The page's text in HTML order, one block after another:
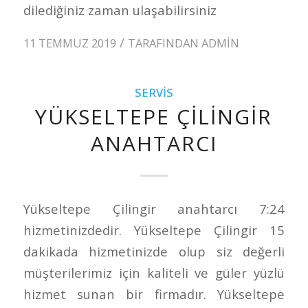
dilediğiniz zaman ulaşabilirsiniz
11 TEMMUZ 2019 / TARAFINDAN ADMIN
SERVIS
YÜKSELTEPE ÇILINGIR
ANAHTARCI
Yükseltepe Çilingir anahtarcı 7:24
hizmetinizdedir. Yükseltepe Çilingir 15
dakikada hizmetinizde olup siz değerli
müşterilerimiz için kaliteli ve güler yüzlü
hizmet sunan bir firmadır. Yükseltepe